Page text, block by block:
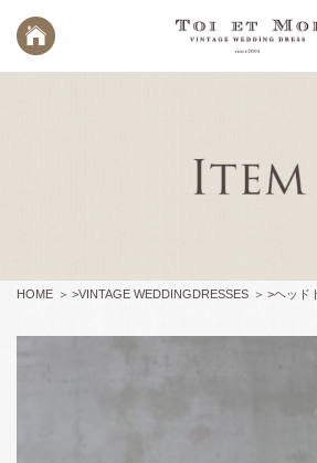
HOME >VINTAGE WEDDINGDRESSES >ヘッド